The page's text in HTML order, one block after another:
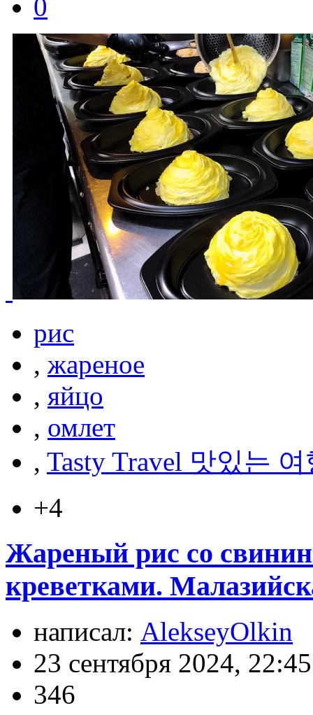
0
рис
, жареное
, яйцо
, омлет
, Tasty Travel 맛있는 여
+4
Жареный рис со
креветками.
написал: AlekseyOlkin
23 сентября 2024, 22:45
346